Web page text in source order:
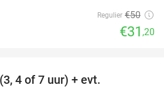
Regulier €50
€31 ,20
4 of 7 uur) + evt.